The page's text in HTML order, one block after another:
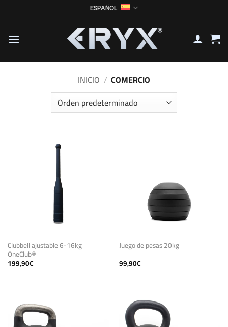
ESPAÑOL
INICIO / COMERCIO
Clubbell ajustable 6-16kg
OneClub®
199,90€
Juego de pesas 20kg
99,90€